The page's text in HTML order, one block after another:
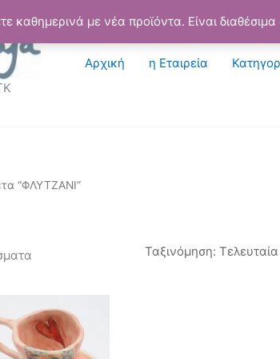
καθημερινά με νέα προϊόντα. Είναι
Αρχική η Εταιρεία
“ΦΛΥΤΖΑΝΙ”
Sorted
by